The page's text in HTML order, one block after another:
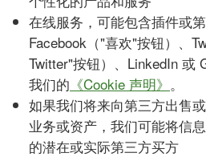
在线服务，可能包含插件或
Facebook（"喜欢"按钮）、
Twitter"按钮）、LinkedIn 或
我们的 《Cookie 声明》 。
如果我们将来向第三方出售
业务或资产，我们可能将信
的潜在或实际第三方买方